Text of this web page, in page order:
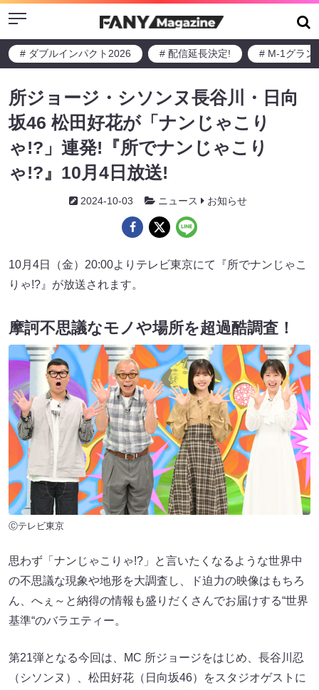
Menu
# ダブルインパクト2026 # 配信延長決定! # M-1グラン
所ジョージ・シソンヌ長谷川・日向
坂46 松田好花が「ナンじゃこり
ゃ!?」連発!『所でナンじゃこり
ゃ!?』10月4日放送!
2024-10-03 ニュース お知らせ
10月4日（金）20:00よりテレビ東京にて『所でナンじゃこ
りゃ!?』が放送されます。
摩訶不思議なモノや場所を超過酷調査！
Ⓒテレビ東京
思わず「ナンじゃこりゃ!?」と言いたくなるような世界中
の不思議な現象や地形を大調査し、ド迫力の映像はもちろ
ん、へぇ～と納得の情報も盛りだくさんでお届けする“世界
基準“のバラエティー。
第21弾となる今回は、MC 所ジョージをはじめ、長谷川忍
（シソンヌ）、松田好花（日向坂46）をスタジオゲストに